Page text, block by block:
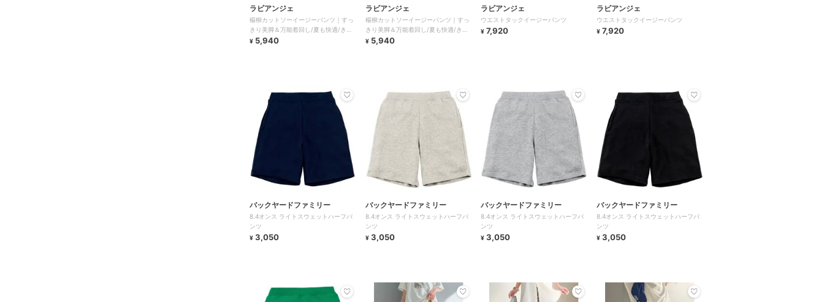
ラビアンジェ
楊柳カットソーイージーパンツ｜すっ
きり美脚＆万能着回し/夏も快適/きれ
いめ/楽ちん/ウエストゴム
¥ 5,940
ラビアンジェ
楊柳カットソーイージーパンツ｜すっ
きり美脚＆万能着回し/夏も快適/きれ
いめ/楽ちん/ウエストゴム
¥ 5,940
ラビアンジェ
ウエストタックイージーパンツ
¥ 7,920
ラビアンジェ
ウエストタックイージーパンツ
¥ 7,920
バックヤードファミリー
8.4オンス ライトスウェットハーフパ
ンツ
¥ 3,050
バックヤードファミリー
8.4オンス ライトスウェットハーフパ
ンツ
¥ 3,050
バックヤードファミリー
8.4オンス ライトスウェットハーフパ
ンツ
¥ 3,050
バックヤードファミリー
8.4オンス ライトスウェットハーフパ
ンツ
¥ 3,050